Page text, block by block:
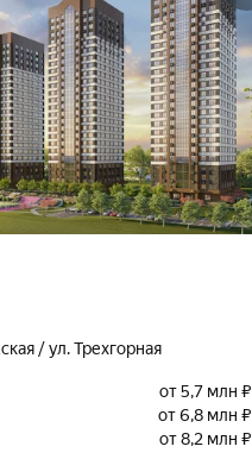
/ ул. Трехгорная
от 5,7 млн ₽
от 6,8 млн ₽
от 8,2 млн ₽